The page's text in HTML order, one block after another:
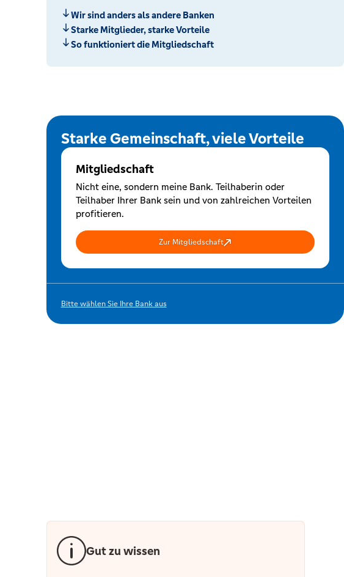
Wir sind anders als andere Banken
Starke Mitglieder, starke Vorteile
So funktioniert die Mitgliedschaft
Starke Gemeinschaft, viele Vorteile
Mitgliedschaft
Nicht eine, sondern meine Bank. Teilhaberin oder
Teilhaber Ihrer Bank sein und von zahlreichen Vorteilen
profitieren.
Zur Mitgliedschaft
Bitte wählen Sie Ihre Bank aus
Gut zu wissen